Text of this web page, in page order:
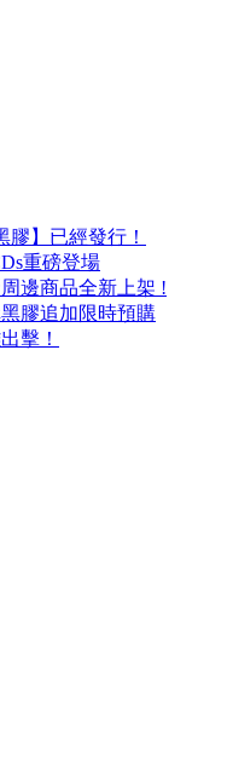
】已經發行！
重磅登場
邊商品全新上架 !
膠追加限時預購
擊！